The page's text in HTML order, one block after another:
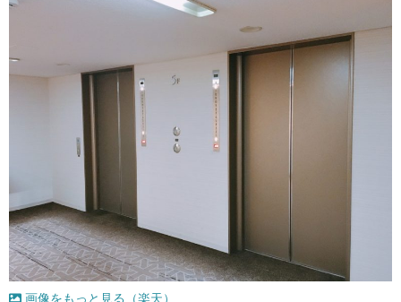
画像をもっと見る（楽天）